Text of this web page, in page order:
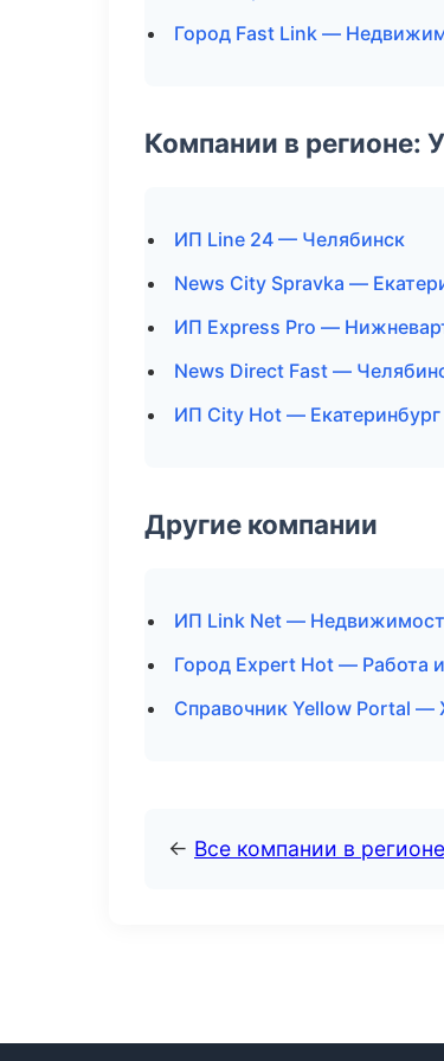
Город Fast Link —
Компании в регионе:
ИП Line 24 — Челябинск
News City Spravka —
ИП Express Pro —
News Direct Fast —
ИП City Hot — Екатеринбург
Другие компании
ИП Link Net —
Город Expert Hot — Работа
Справочник Yellow Portal —
← Все компании в